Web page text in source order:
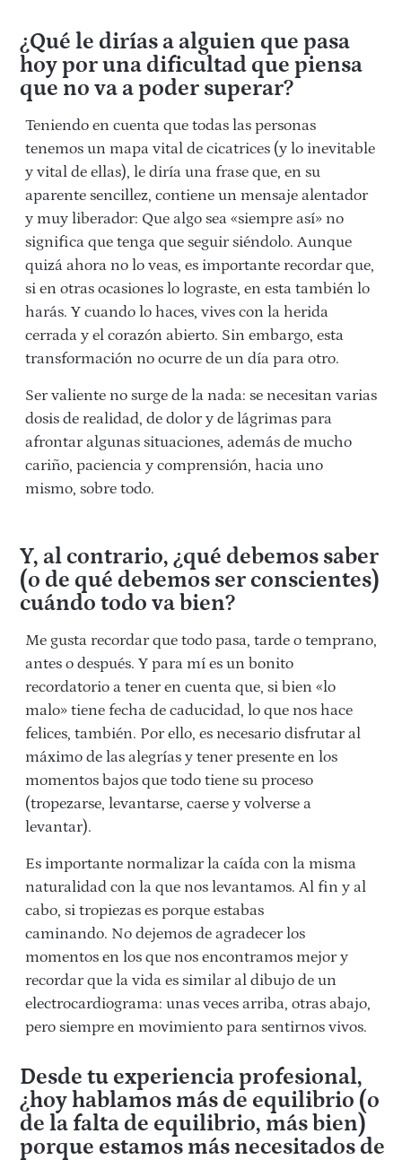
¿Qué le dirías a alguien que pasa
hoy por una dificultad que piensa
que no va a poder superar?
Teniendo en cuenta que todas las personas
tenemos un mapa vital de cicatrices (y lo inevitable
y vital de ellas), le diría una frase que, en su
aparente sencillez, contiene un mensaje alentador
y muy liberador: Que algo sea «siempre así» no
significa que tenga que seguir siéndolo. Aunque
quizá ahora no lo veas, es importante recordar que,
si en otras ocasiones lo lograste, en esta también lo
harás. Y cuando lo haces, vives con la herida
cerrada y el corazón abierto. Sin embargo, esta
transformación no ocurre de un día para otro.
Ser valiente no surge de la nada: se necesitan varias
dosis de realidad, de dolor y de lágrimas para
afrontar algunas situaciones, además de mucho
cariño, paciencia y comprensión, hacia uno
mismo, sobre todo.
Y, al contrario, ¿qué debemos saber
(o de qué debemos ser conscientes)
cuándo todo va bien?
Me gusta recordar que todo pasa, tarde o temprano,
antes o después. Y para mí es un bonito
recordatorio a tener en cuenta que, si bien «lo
malo» tiene fecha de caducidad, lo que nos hace
felices, también. Por ello, es necesario disfrutar al
máximo de las alegrías y tener presente en los
momentos bajos que todo tiene su proceso
(tropezarse, levantarse, caerse y volverse a
levantar).
Es importante normalizar la caída con la misma
naturalidad con la que nos levantamos. Al fin y al
cabo, si tropiezas es porque estabas
caminando. No dejemos de agradecer los
momentos en los que nos encontramos mejor y
recordar que la vida es similar al dibujo de un
electrocardiograma: unas veces arriba, otras abajo,
pero siempre en movimiento para sentirnos vivos.
Desde tu experiencia profesional,
¿hoy hablamos más de equilibrio (o
de la falta de equilibrio, más bien)
porque estamos más necesitados de